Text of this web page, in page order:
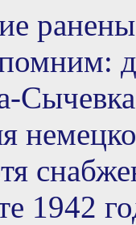
1942